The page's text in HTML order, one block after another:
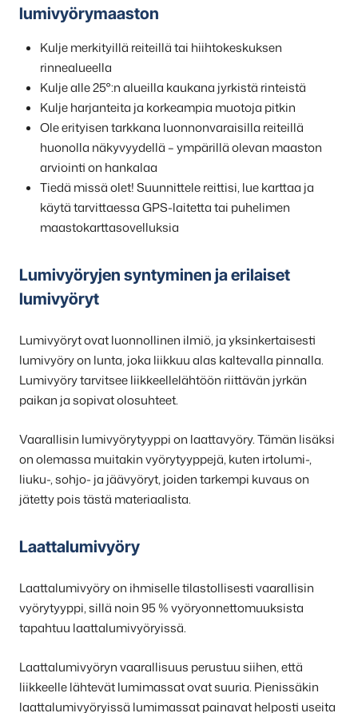
lumivyörymaaston
Kulje merkityillä reiteillä tai hiihtokeskuksen
rinnealueella
Kulje alle 25°:n alueilla kaukana jyrkistä rinteistä
Kulje harjanteita ja korkeampia muotoja pitkin
Ole erityisen tarkkana luonnonvaraisilla reiteillä
huonolla näkyvyydellä – ympärillä olevan maaston
arviointi on hankalaa
Tiedä missä olet! Suunnittele reittisi, lue karttaa ja
käytä tarvittaessa GPS-laitetta tai puhelimen
maastokarttasovelluksia
Lumivyöryjen syntyminen ja erilaiset
lumivyöryt
Lumivyöryt ovat luonnollinen ilmiö, ja yksinkertaisesti
lumivyöry on lunta, joka liikkuu alas kaltevalla pinnalla.
Lumivyöry tarvitsee liikkeellelähtöön riittävän jyrkän
paikan ja sopivat olosuhteet.
Vaarallisin lumivyörytyyppi on laattavyöry. Tämän lisäksi
on olemassa muitakin vyörytyyppejä, kuten irtolumi-,
liuku-, sohjo- ja jäävyöryt, joiden tarkempi kuvaus on
jätetty pois tästä materiaalista.
Laattalumivyöry
Laattalumivyöry on ihmiselle tilastollisesti vaarallisin
vyörytyyppi, sillä noin 95 % vyöryonnettomuuksista
tapahtuu laattalumivyöryissä.
Laattalumivyöryn vaarallisuus perustuu siihen, että
liikkeelle lähtevät lumimassat ovat suuria. Pienissäkin
laattalumivyöryissä lumimassat painavat helposti useita